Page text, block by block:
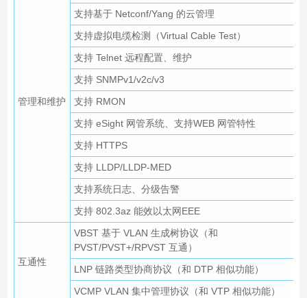
管理和维护
支持基于 Netconf/Yang 的云管理
支持虚拟电缆检测（Virtual Cable Test）
支持 Telnet 远程配置、维护
支持 SNMPv1/v2c/v3
支持 RMON
支持 eSight 网管系统、支持WEB 网管特性
支持 HTTPS
支持 LLDP/LLDP-MED
支持系统日志、分级告警
支持 802.3az 能效以太网EEE
互通性
VBST 基于 VLAN 生成树协议（和
PVST/PVST+/RPVST 互通）
LNP 链路类型协商协议（和 DTP 相似功能）
VCMP VLAN 集中管理协议（和 VTP 相似功能）